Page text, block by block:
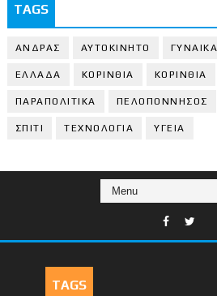
TAGS
ΑΝΔΡΑΣ ΑΥΤΟΚΙΝΗΤΟ ΓΥΝΑΙΚΑ
ΕΛΛΑΔΑ ΚΟΡΙΝΘΙΑ ΚΟΡΙΝΘΙA
ΠΑΡΑΠΟΛΙΤΙΚΑ ΠΕΛΟΠΟΝΝΗΣΟΣ
ΣΠΙΤΙ ΤΕΧΝΟΛΟΓΙΑ ΥΓΕΙΑ
TAGS